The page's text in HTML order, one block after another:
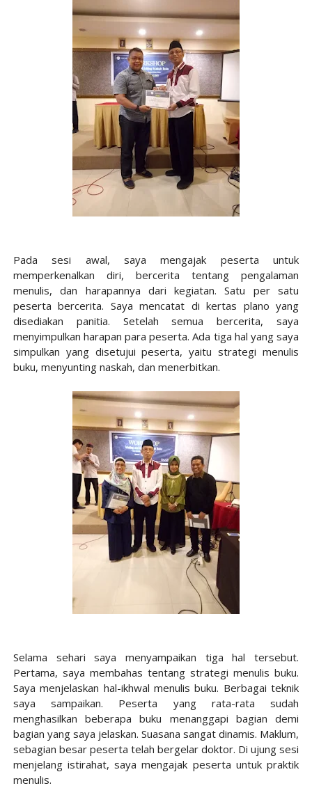
Pada sesi awal, saya mengajak peserta untuk
memperkenalkan diri, bercerita tentang pengalaman
menulis, dan harapannya dari kegiatan. Satu per satu
peserta bercerita. Saya mencatat di kertas plano yang
disediakan panitia. Setelah semua bercerita, saya
menyimpulkan harapan para peserta. Ada tiga hal yang saya
simpulkan yang disetujui peserta, yaitu strategi menulis
buku, menyunting naskah, dan menerbitkan.
Selama sehari saya menyampaikan tiga hal tersebut.
Pertama, saya membahas tentang strategi menulis buku.
Saya menjelaskan hal-ikhwal menulis buku. Berbagai teknik
saya sampaikan. Peserta yang rata-rata sudah
menghasilkan beberapa buku menanggapi bagian demi
bagian yang saya jelaskan. Suasana sangat dinamis. Maklum,
sebagian besar peserta telah bergelar doktor. Di ujung sesi
menjelang istirahat, saya mengajak peserta untuk praktik
menulis.